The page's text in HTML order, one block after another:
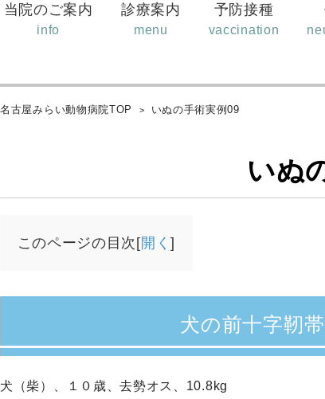
当院のご案内
info
診療案内
menu
予防接種
vaccination
名古屋みらい動物病院TOP いぬの手術実例09
いぬ
このページの目次[開く]
犬の前十字靭
犬（柴）、１０歳、去勢オス、10.8kg